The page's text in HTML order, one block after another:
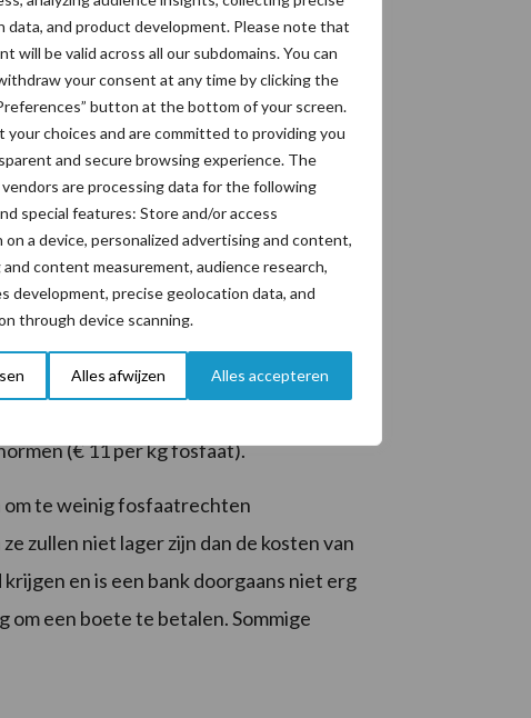
data, and product development. Please note that
will be valid across all our subdomains. You can
your consent at any time by clicking the
button at the bottom of your screen.
your choices and are committed to providing you
and secure browsing experience. The
are processing data for the following
special features: Store and/or access
on a device, personalized advertising and content,
content measurement, audience research,
development, precise geolocation data, and
through device scanning.
Alles afwijzen Alles accepteren
volgt?)
het voordeel dat een veehouder
aan de wet- en regelgeving hebben
Als herhaaldelijk niet aan de
hoger en zwaarder.
fosfaatrechten niet moet worden
(€ 11 per kg fosfaat).
om te weinig fosfaatrechten
zullen niet lager zijn dan de kosten van
en is een bank doorgaans niet erg
om een boete te betalen. Sommige